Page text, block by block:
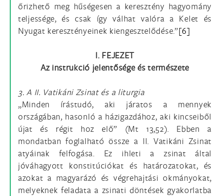
őrizhető meg hűségesen a keresztény hagyomány
teljessége, és csak így válhat valóra a Kelet és
Nyugat keresztényeinek kiengesztelődése.”[6]
I. FEJEZET
Az instrukció jelentősége és természete
3. A II. Vatikáni Zsinat és a liturgia
„Minden írástudó, aki járatos a mennyek
országában, hasonló a házigazdához, aki kincseiből
újat és régit hoz elő” (Mt 13,52). Ebben a
mondatban foglalható össze a II. Vatikáni Zsinat
atyáinak felfogása. Ez ihleti a zsinat által
jóváhagyott konstitúciókat és határozatokat, és
azokat a magyarázó és végrehajtási okmányokat,
melyeknek feladata a zsinati döntések gyakorlatba